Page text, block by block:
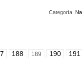
Categoría:
188 189 190 191